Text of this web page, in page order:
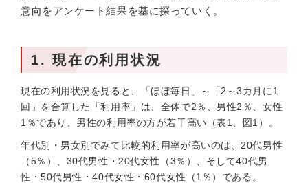
意向をアンケート結果を基に探っていく。
1. 現在の利用状況
現在の利用状況を見ると、「ほぼ毎日」～「2～3カ月に1
回」を合算した「利用率」は、全体で2％、男性2％、女性
1％であり、男性の利用率の方が若干高い（表1、図1）。
年代別・男女別でみて比較的利用率が高いのは、20代男性
（5％）、30代男性・20代女性（3％）、そして40代男
性・50代男性・40代女性・60代女性（1％）である。